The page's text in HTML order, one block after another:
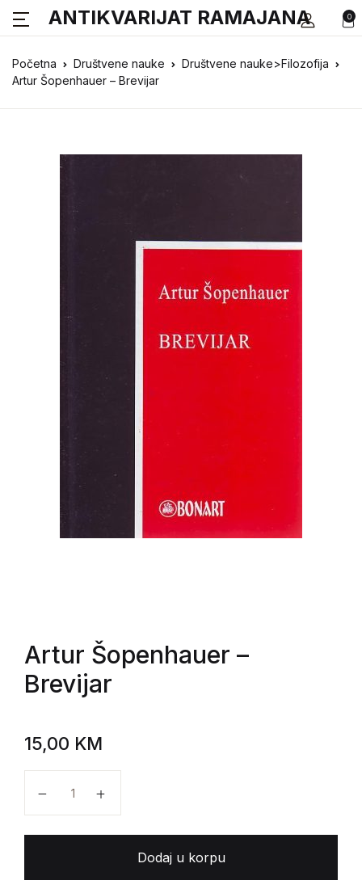
0
ANTIKVARIJAT RAMAJANA
Početna Društvene nauke
Društvene nauke>Filozofija
Artur Šopenhauer – Brevijar
Artur Šopenhauer –
Brevijar
15,00 KM
Dodaj u korpu